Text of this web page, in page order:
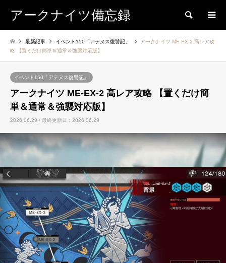
アークナイツ備忘録 検索
最新記事 イベント150「アテヌス復讐記」
アークナイツ ME-EX-2 高レア攻
略 【置くだけ簡単＆通常＆強襲対応版】
イベント150「アテヌス復讐記」
アークナイツ ME-EX-2 高レア攻略 【置くだけ簡
単＆通常＆強襲対応版】
2026.06.29 / 最終更新日：2026.06.29